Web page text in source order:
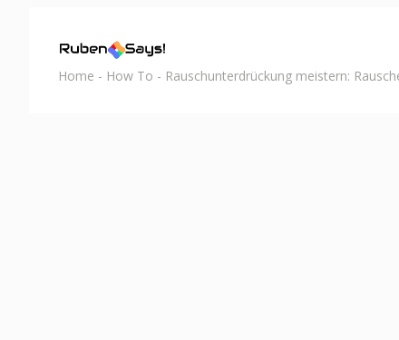
Home - How To - Rauschunterdrückung meistern: